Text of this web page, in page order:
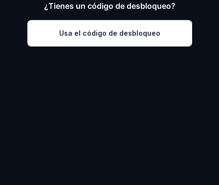
¿Tienes un código de desbloqueo?
Usa el código de desbloqueo